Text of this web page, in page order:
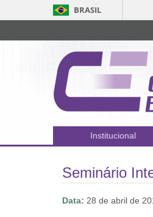
BRASIL
Institucional
Seminário
Data: 28 de abril de